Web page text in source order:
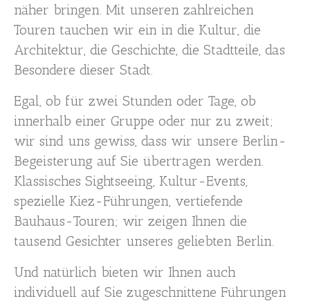
näher bringen. Mit unseren zahlreichen
Touren tauchen wir ein in die Kultur, die
Architektur, die Geschichte, die Stadtteile, das
Besondere dieser Stadt.
Egal, ob für zwei Stunden oder Tage, ob
innerhalb einer Gruppe oder nur zu zweit;
wir sind uns gewiss, dass wir unsere Berlin-
Begeisterung auf Sie übertragen werden.
Klassisches Sightseeing, Kultur-Events,
spezielle Kiez-Führungen, vertiefende
Bauhaus-Touren; wir zeigen Ihnen die
tausend Gesichter unseres geliebten Berlin.
Und natürlich bieten wir Ihnen auch
individuell auf Sie zugeschnittene Führungen